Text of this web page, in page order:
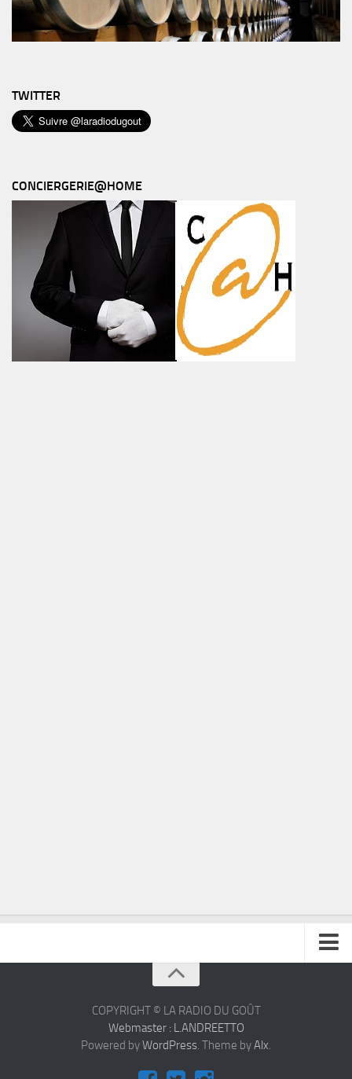
TWITTER
CONCIERGERIE@HOME
COPYRIGHT © LA RADIO DU GOÛT
Webmaster : L.ANDREETTO
Powered byWordPress. Theme byAlx.